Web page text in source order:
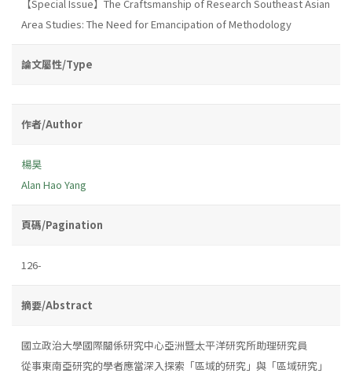
【Special Issue】The Craftsmanship of Research Southeast Asian
Area Studies: The Need for Emancipation of Methodology
論文屬性/Type
作者/Author
楊昊
Alan Hao Yang
頁碼/Pagination
126-
摘要/Abstract
國立政治大學國際關係研究中心亞洲暨太平洋研究所助理研究員
從事東南亞研究的學者應當深入探索「區域的研究」與「區域研究」